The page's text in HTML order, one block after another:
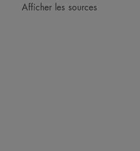
Afficher les sources